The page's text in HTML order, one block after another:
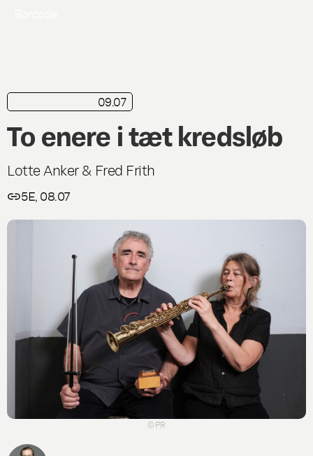
09.07
To enere i tæt kredsløb
Lotte Anker & Fred Frith
5E, 08.07
© PR